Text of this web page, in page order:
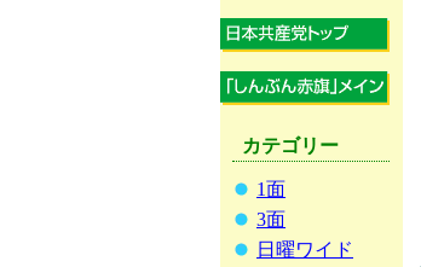
カテゴリー
1面
3面
日曜ワイド